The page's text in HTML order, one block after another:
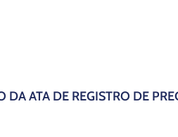
DA ATA DE REGISTRO DE